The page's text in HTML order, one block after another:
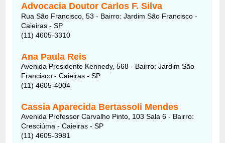
Advocacia Doutor Carlos F. Silva
Rua São Francisco, 53 - Bairro: Jardim São Francisco -
Caieiras - SP
(11) 4605-3310
Ana Paula Reis
Avenida Presidente Kennedy, 568 - Bairro: Jardim São
Francisco - Caieiras - SP
(11) 4605-4004
Cassia Aparecida Bertassoli Mendes
Avenida Professor Carvalho Pinto, 103 Sala 6 - Bairro:
Cresciúma - Caieiras - SP
(11) 4605-3981